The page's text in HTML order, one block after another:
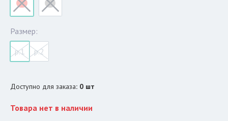
Размер:
р.1
р.2
Доступно для заказа: 0 шт
Товара нет в наличии